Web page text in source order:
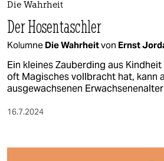
Die Wahrheit
Der Hosentaschler
Kolumne Die Wahrheitvon Ernst
Ein kleines Zauberding aus
oft Magisches vollbracht hat, kann
ausgewachsenen
16.7.2024